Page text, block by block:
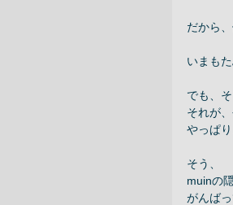
だから
いまも
でも、
それが
やっぱ
そう、
muinの
がんば